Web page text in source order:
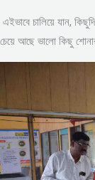
এইভাবে চালিয়ে যান,
চেয়ে আছে ভালো কিছু